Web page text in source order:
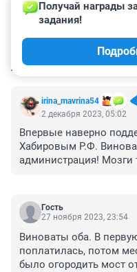
КОММЕНТАРИИ 18
irina_mavrina54
Получай награды
задания!
2 декабря 2023, 05:02
Впервые наверно
Хабировым Р.Ф.
администрация! Мозги
Гость
27 ноября 2023, 23:54
Виноваты оба. В
поплатилась, потом
было огородить мост